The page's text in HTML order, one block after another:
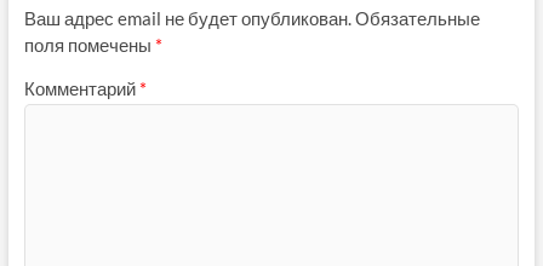
Ваш адрес email не будет опубликован.Обязательные
поля помечены *
Комментарий *